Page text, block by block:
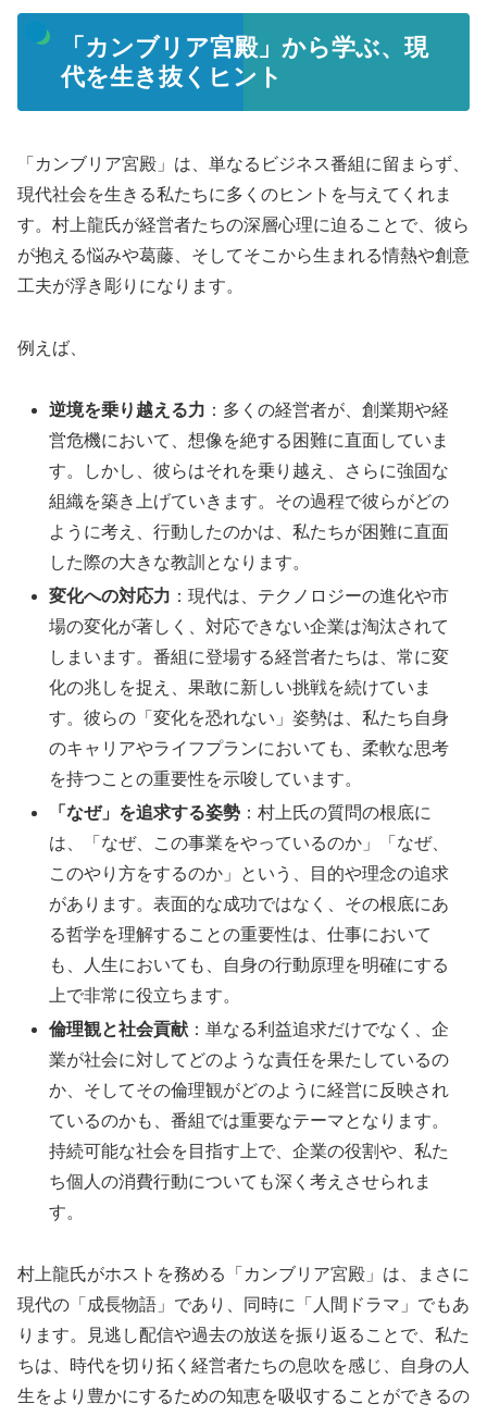
「カンブリア宮殿」から学ぶ、現
代を生き抜くヒント
「カンブリア宮殿」は、単なるビジネス番組に留まらず、
現代社会を生きる私たちに多くのヒントを与えてくれま
す。村上龍氏が経営者たちの深層心理に迫ることで、彼ら
が抱える悩みや葛藤、そしてそこから生まれる情熱や創意
工夫が浮き彫りになります。
例えば、
逆境を乗り越える力 ：多くの経営者が、創業期や経
営危機において、想像を絶する困難に直面していま
す。しかし、彼らはそれを乗り越え、さらに強固な
組織を築き上げていきます。その過程で彼らがどの
ように考え、行動したのかは、私たちが困難に直面
した際の大きな教訓となります。
変化への対応力 ：現代は、テクノロジーの進化や市
場の変化が著しく、対応できない企業は淘汰されて
しまいます。番組に登場する経営者たちは、常に変
化の兆しを捉え、果敢に新しい挑戦を続けていま
す。彼らの「変化を恐れない」姿勢は、私たち自身
のキャリアやライフプランにおいても、柔軟な思考
を持つことの重要性を示唆しています。
「なぜ」を追求する姿勢 ：村上氏の質問の根底に
は、「なぜ、この事業をやっているのか」「なぜ、
このやり方をするのか」という、目的や理念の追求
があります。表面的な成功ではなく、その根底にあ
る哲学を理解することの重要性は、仕事において
も、人生においても、自身の行動原理を明確にする
上で非常に役立ちます。
倫理観と社会貢献 ：単なる利益追求だけでなく、企
業が社会に対してどのような責任を果たしているの
か、そしてその倫理観がどのように経営に反映され
ているのかも、番組では重要なテーマとなります。
持続可能な社会を目指す上で、企業の役割や、私た
ち個人の消費行動についても深く考えさせられま
す。
村上龍氏がホストを務める「カンブリア宮殿」は、まさに
現代の「成長物語」であり、同時に「人間ドラマ」でもあ
ります。見逃し配信や過去の放送を振り返ることで、私た
ちは、時代を切り拓く経営者たちの息吹を感じ、自身の人
生をより豊かにするための知恵を吸収することができるの